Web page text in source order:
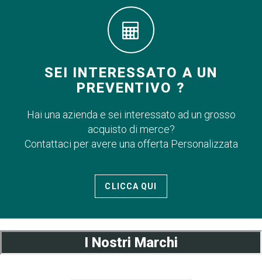
SEI INTERESSATO A UN
PREVENTIVO ?
Hai una azienda e sei interessato ad un grosso
acquisto di merce?
Contattaci per avere una offerta Personalizzata
CLICCA QUI
I Nostri Marchi